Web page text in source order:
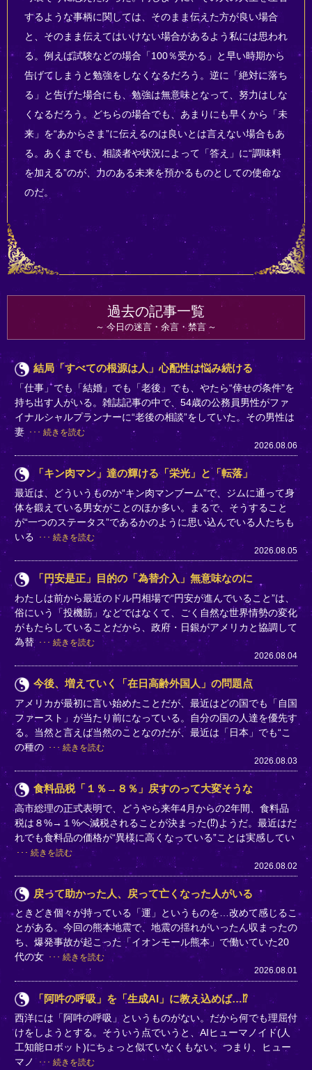
するような事柄に関しては、そのまま伝えた方が良い場合
と、そのまま伝えてはいけない場合があるよう私には思われ
る。例えば試験などの場合「100％受かる」と早い時期から
告げてしまうと勉強をしなくなるだろう。逆に「絶対に落ち
る」と告げた場合にも、勉強は無意味となって、努力はしな
くなるだろう。どちらの場合でも、あまりにも早くから「未
来」を“あからさま”に伝えるのは良いとは言えない場合もあ
る。あくまでも、相談者や状況によって「答え」に“調味料
を加える”のが、力のある未来を預かるものとしての使命な
のだ。
過去の記事一覧
今日の迷言・余言・禁言
結局「すべての根源は人」心配性は悩み続ける
「仕事」でも「結婚」でも「老後」でも、やたら“倖せの条件”を
持ち出す人がいる。雑誌記事の中で、54歳の公務員男性がファ
イナルシャルプランナーに“老後の相談”をしていた。その男性は
妻
続きを読む
2026.08.06
「キン肉マン」達の輝ける「栄光」と「転落」
最近は、どういうものか“キン肉マンブーム”で、ジムに通って身
体を鍛えている男女がことのほか多い。まるで、そうすること
が“一つのステータス”であるかのように思い込んでいる人たちも
いる
続きを読む
2026.08.05
「円安是正」目的の「為替介入」無意味なのに
わたしは前から最近のドル円相場で“円安が進んでいること”は、
俗にいう「投機筋」などではなくて、ごく自然な世界情勢の変化
がもたらしていることだから、政府・日銀がアメリカと協調して
為替
続きを読む
2026.08.04
今後、増えていく「在日高齢外国人」の問題点
アメリカが最初に言い始めたことだが、最近はどの国でも「自国
ファースト」が当たり前になっている。自分の国の人達を優先す
る。当然と言えば当然のことなのだが、最近は「日本」でも“こ
の種の
続きを読む
2026.08.03
食料品税「１％→８％」戻すのって大変そうな
高市総理の正式表明で、どうやら来年4月からの2年間、食料品
税は８%→１%へ減税されることが決まった(⁉)ようだ。最近はだ
れでも食料品の価格が“異様に高くなっている”ことは実感してい
続きを読む
2026.08.02
戻って助かった人、戻って亡くなった人がいる
ときどき個々が持っている「運」というものを…改めて感じるこ
とがある。今回の熊本地震で、地震の揺れがいったん収まったの
ち、爆発事故が起こった「イオンモール熊本」で働いていた20
代の女
続きを読む
2026.08.01
「阿吽の呼吸」を「生成AI」に教え込めば…⁉
西洋には「阿吽の呼吸」というものがない。だから何でも理屈付
けをしようとする。そういう点でいうと、AIヒューマノイド(人
工知能ロボット)にちょっと似ていなくもない。つまり、ヒュー
マノ
続きを読む